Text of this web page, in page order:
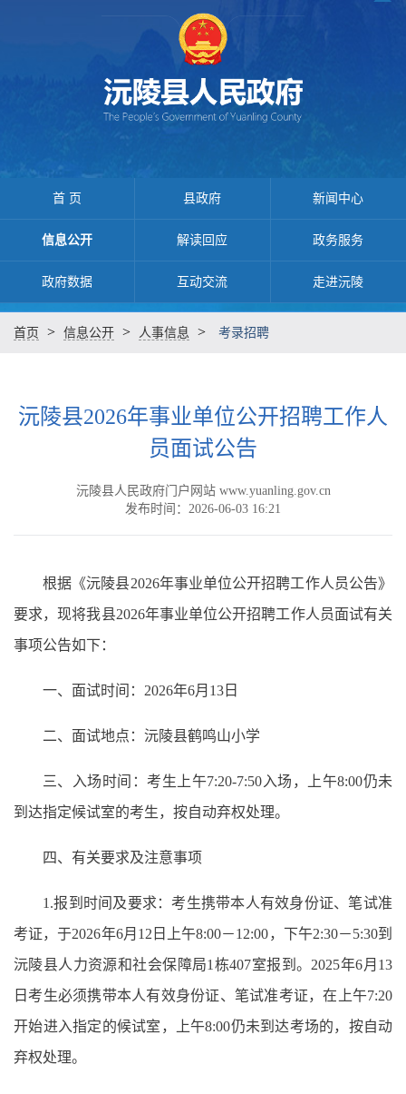
首 页 县政府 新闻中心
信息公开 解读回应 政务服务
政府数据 互动交流 走进沅陵
首页 > 信息公开 > 人事信息 > 考录招聘
沅陵县2026年事业单位公开招聘工作人
员面试公告
沅陵县人民政府门户网站 www.yuanling.gov.cn
发布时间：2026-06-03 16:21
根据《沅陵县2026年事业单位公开招聘工作人员公告》
要求，现将我县2026年事业单位公开招聘工作人员面试有关
事项公告如下：
一、面试时间：2026年6月13日
二、面试地点：沅陵县鹤鸣山小学
三、入场时间：考生上午7:20-7:50入场，上午8:00仍未
到达指定候试室的考生，按自动弃权处理。
四、有关要求及注意事项
1.报到时间及要求：考生携带本人有效身份证、笔试准
考证，于2026年6月12日上午8:00－12:00，下午2:30－5:30到
沅陵县人力资源和社会保障局1栋407室报到。2025年6月13
日考生必须携带本人有效身份证、笔试准考证，在上午7:20
开始进入指定的候试室，上午8:00仍未到达考场的，按自动
弃权处理。